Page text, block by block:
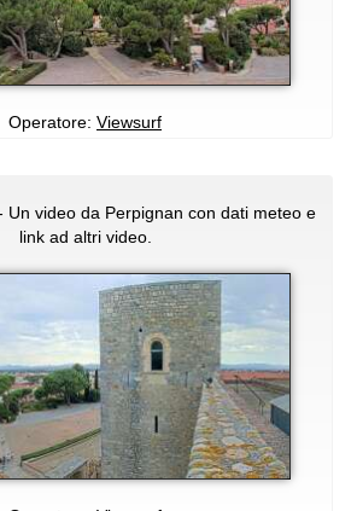
Operatore: Viewsurf
video da Perpignan con dati meteo e
link ad altri video.